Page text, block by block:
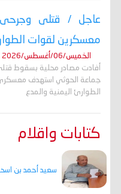
عاجل / قتلى
معسكرين لقوات
الخميس/06/أغسطس/2026 - 02:32 م
أفادت مصادر محلية بسقوط
الطوارئ اليمنية والمدع
كتابات واقلام
سعيد أحمد بن